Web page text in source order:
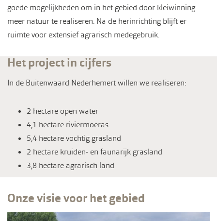
goede mogelijkheden om in het gebied door kleiwinning
meer natuur te realiseren. Na de herinrichting blijft er
ruimte voor extensief agrarisch medegebruik.
Het project in cijfers
In de Buitenwaard Nederhemert willen we realiseren:
2 hectare open water
4,1 hectare riviermoeras
5,4 hectare vochtig grasland
2 hectare kruiden- en faunarijk grasland
3,8 hectare agrarisch land
Onze visie voor het gebied